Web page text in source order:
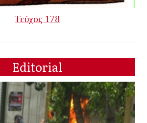
Τεύχος 178
Editorial